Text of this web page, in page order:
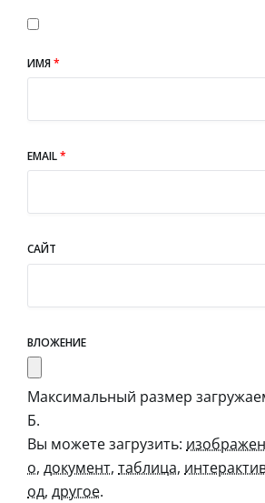
ИМЯ*
EMAIL*
САЙТ
ВЛОЖЕНИЕ
Максимальный размер
Б.
Вы можете загрузить:
о, документ, таблица,
од, другое.